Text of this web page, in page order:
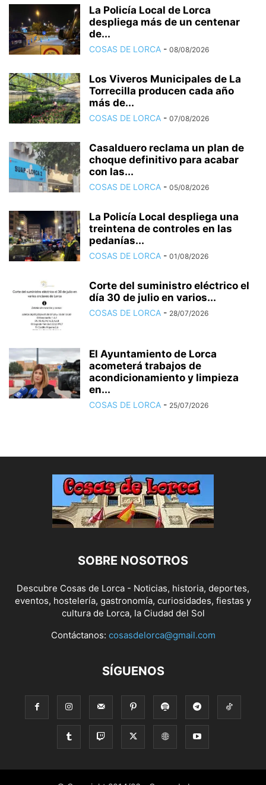
La Policía Local de Lorca
despliega más de un centenar
de...
COSAS DE LORCA - 08/08/2026
Los Viveros Municipales de La
Torrecilla producen cada año
más de...
COSAS DE LORCA - 07/08/2026
Casalduero reclama un plan de
choque definitivo para acabar
con las...
COSAS DE LORCA - 05/08/2026
La Policía Local despliega una
treintena de controles en las
pedanías...
COSAS DE LORCA - 01/08/2026
Corte del suministro eléctrico el
día 30 de julio en varios...
COSAS DE LORCA - 28/07/2026
El Ayuntamiento de Lorca
acometerá trabajos de
acondicionamiento y limpieza
en...
COSAS DE LORCA - 25/07/2026
SOBRE NOSOTROS
Descubre Cosas de Lorca - Noticias, historia, deportes,
eventos, hostelería, gastronomía, curiosidades, fiestas y
cultura de Lorca, la Ciudad del Sol
Contáctanos: cosasdelorca@gmail.com
SÍGUENOS